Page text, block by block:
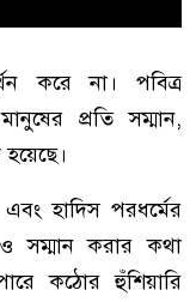
করে না। পবিত্র
প্রতি সম্মান,
হাদিস পরধর্মের
সম্মান করার কথা
কঠোর হুঁশিয়ারি